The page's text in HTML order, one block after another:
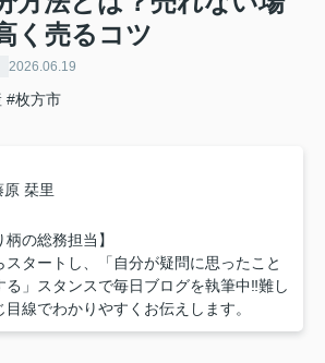
く売るコツ
2026.06.19
#枚方市
原 栞里
柄の総務担当】
タートし、「自分が疑問に思ったこと
る」スタンスで毎日ブログを執筆中‼︎難し
線でわかりやすくお伝えします。